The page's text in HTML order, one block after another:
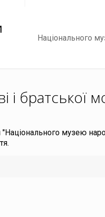
Національного
і братської
музею